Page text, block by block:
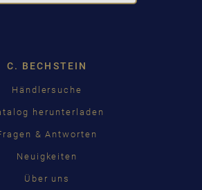
C. BECHSTEIN
Händlersuche
herunterladen
& Antworten
Neuigkeiten
Über uns